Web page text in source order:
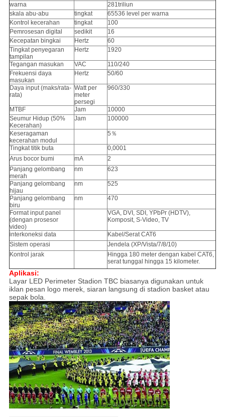
warna
281triliun
skala abu-abu
tingkat
65536 level per warna
Kontrol kecerahan
tingkat
100
Pemrosesan digital
sedikit
16
Kecepatan bingkai
Hertz
60
Tingkat penyegaran
tampilan
Hertz 1920
Tegangan masukan VAC
110/240
Frekuensi daya
masukan
Hertz 50/60
Daya input (maks/rata-
rata)
Watt per
meter
persegi
960/330
MTBF Jam
10000
Seumur Hidup (50%
Kecerahan)
Jam 100000
Keseragaman
kecerahan modul
5％
Tingkat titik buta
0,0001
Arus bocor bumi
mA
2
Panjang gelombang
merah
nm 623
Panjang gelombang
hijau
nm 525
Panjang gelombang
biru
nm 470
Format input panel
(dengan prosesor
video)
VGA, DVI, SDI, YPbPr (HDTV),
Komposit, S-Video, TV
interkoneksi data
Kabel/Serat CAT6
Sistem operasi
Jendela (XP/Vista/7/8/10)
Kontrol jarak
Hingga 180 meter dengan kabel CAT6,
serat tunggal hingga 15 kilometer.
Aplikasi:
Layar LED Perimeter Stadion TBC biasanya digunakan untuk
iklan pesan logo merek, siaran langsung di stadion basket atau
sepak bola.